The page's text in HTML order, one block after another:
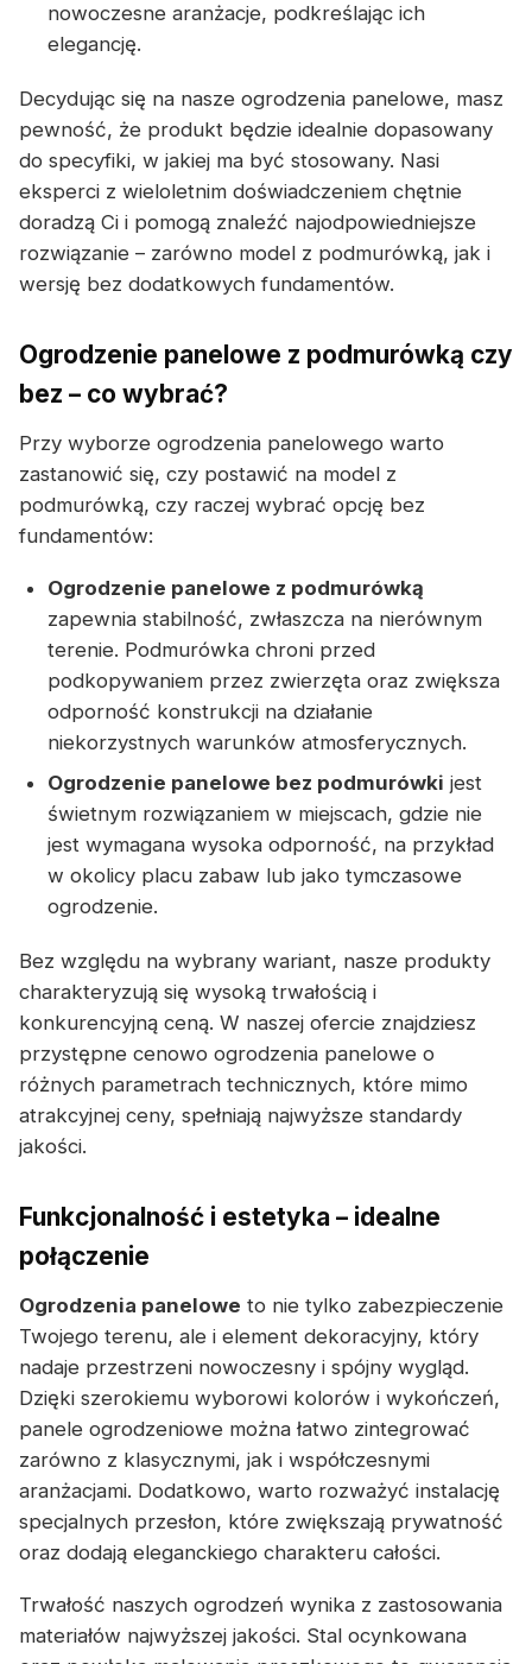
nowoczesne aranżacje, podkreślając ich
elegancję.
Decydując się na nasze ogrodzenia panelowe, masz
pewność, że produkt będzie idealnie dopasowany
do specyfiki, w jakiej ma być stosowany. Nasi
eksperci z wieloletnim doświadczeniem chętnie
doradzą Ci i pomogą znaleźć najodpowiedniejsze
rozwiązanie – zarówno model z podmurówką, jak i
wersję bez dodatkowych fundamentów.
Ogrodzenie panelowe z podmurówką czy
bez – co wybrać?
Przy wyborze ogrodzenia panelowego warto
zastanowić się, czy postawić na model z
podmurówką, czy raczej wybrać opcję bez
fundamentów:
Ogrodzenie panelowe z podmurówką
zapewnia stabilność, zwłaszcza na nierównym
terenie. Podmurówka chroni przed
podkopywaniem przez zwierzęta oraz zwiększa
odporność konstrukcji na działanie
niekorzystnych warunków atmosferycznych.
Ogrodzenie panelowe bez podmurówki jest
świetnym rozwiązaniem w miejscach, gdzie nie
jest wymagana wysoka odporność, na przykład
w okolicy placu zabaw lub jako tymczasowe
ogrodzenie.
Bez względu na wybrany wariant, nasze produkty
charakteryzują się wysoką trwałością i
konkurencyjną ceną. W naszej ofercie znajdziesz
przystępne cenowo ogrodzenia panelowe o
różnych parametrach technicznych, które mimo
atrakcyjnej ceny, spełniają najwyższe standardy
jakości.
Funkcjonalność i estetyka – idealne
połączenie
Ogrodzenia panelowe to nie tylko zabezpieczenie
Twojego terenu, ale i element dekoracyjny, który
nadaje przestrzeni nowoczesny i spójny wygląd.
Dzięki szerokiemu wyborowi kolorów i wykończeń,
panele ogrodzeniowe można łatwo zintegrować
zarówno z klasycznymi, jak i współczesnymi
aranżacjami. Dodatkowo, warto rozważyć instalację
specjalnych przesłon, które zwiększają prywatność
oraz dodają eleganckiego charakteru całości.
Trwałość naszych ogrodzeń wynika z zastosowania
materiałów najwyższej jakości. Stal ocynkowana